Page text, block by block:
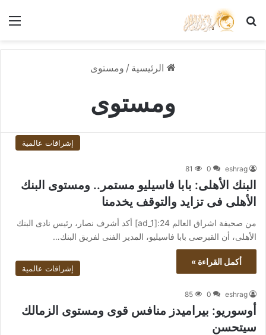
بحث عن
الرئيسية / ومستوى
ومستوى
إشراقات عالمية
eshrag
0
81
البنك الأهلى: بابا فاسيليو مستمر.. ومستوى البنك
الأهلى فى تزايد والتوقف يخدمنا
من صحيفة اشراق العالم 24:[ad_1] أكد أشرف نصار، رئيس نادى البنك
الأهلى، أن القبرصى بابا فاسيليو، المدير الفنى لفريق البنك…
أكمل القراءة »
إشراقات عالمية
eshrag
0
85
أوسوريو: بيراميدز منافس قوى ومستوى الزمالك
سيتحسن